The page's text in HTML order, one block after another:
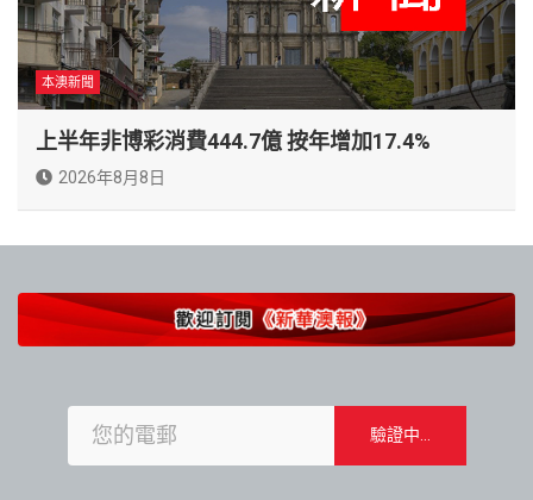
本澳新聞
上半年非博彩消費444.7億 按年增加17.4%
2026年8月8日